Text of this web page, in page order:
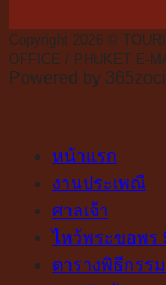
Copyright 2026 ©
OFFICE / PHUKET E-
Powered by
หน้าแรก
งานประเพณี
ศาลเจ้า
ไหว้พระขอพร
ตารางพิธีกรรม